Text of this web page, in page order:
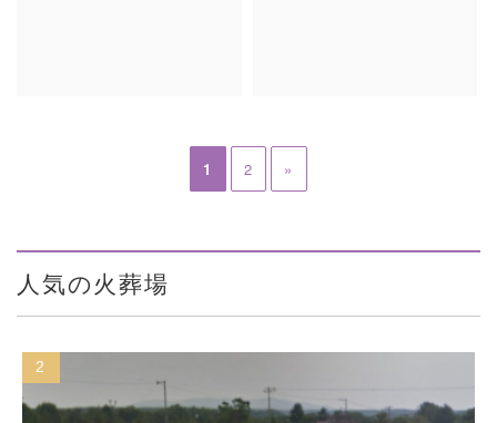
1 2 »
人気の火葬場